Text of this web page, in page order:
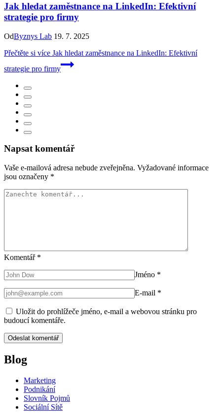
Jak hledat zaměstnance na LinkedIn: Efektivní
strategie pro firmy
OdByznys Lab 19. 7. 2025
Přečtěte si více Jak hledat zaměstnance na LinkedIn: Efektivní
strategie pro firmy
Napsat komentář
Vaše e-mailová adresa nebude zveřejněna. Vyžadované informace
jsou označeny *
Komentář *
Jméno *
E-mail *
Uložit do prohlížeče jméno, e-mail a webovou stránku pro
budoucí komentáře.
Blog
Marketing
Podnikání
Slovník Pojmů
Sociální Sítě